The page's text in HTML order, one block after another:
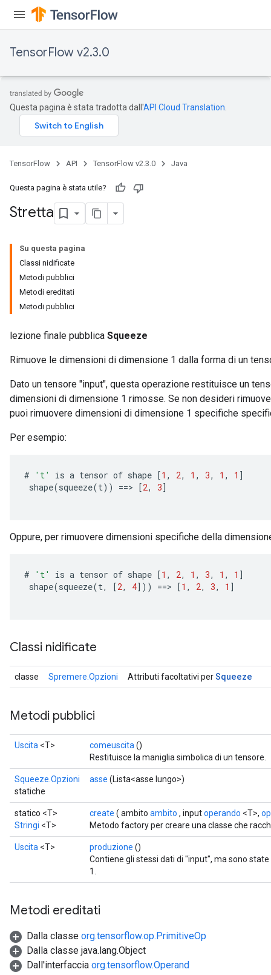
TensorFlow v2.3.0
Questa pagina è stata tradotta dall'API Cloud Translation
TensorFlow API TensorFlow v2.3.0 Java
Questa pagina è stata utile?
Stretta
Su questa pagina
Classi nidificate
Metodi pubblici
Metodi ereditati
Metodi pubblici
lezione finale pubblica Squeeze
Rimuove le dimensioni di dimensione 1 dalla forma di un
Dato un tensore "input", questa operazione restituisce un
dimensioni di dimensione 1 rimosse. Se non desideri
puoi rimuovere dimensioni di dimensione 1 specifiche
Per esempio:
# 't' is a tensor of shape [1 , 2, 1 , 3, 1 , 1 ]
shape(squeeze(t)) ==> [2, 3]
Oppure, per rimuovere dimensioni specifiche della
# 't' is a tensor of shape [1 , 2, 1 , 3, 1 , 1 ]
shape(squeeze(t, [2, 4] )) ==> [1 , 2, 3, 1 ]
Classi nidificate
classe Spremere.Opzioni Attributi facoltativi perSqueeze
Metodi pubblici
Uscita <T> comeuscita ()
Restituisce la maniglia simbolica di un tensore.
Squeeze.Opzioni
statiche
asse (Lista<asse lungo>)
statico <T>
Stringi <T>
create ( ambito ambito , inputoperando <T>,
Metodo factory per creare una classe che
Uscita <T> produzione ()
Contiene gli stessi dati di "input", ma sono
1.
Metodi ereditati
Dalla classe org.tensorflow.op.PrimitiveOp
Dalla classe java.lang.Object
Dall'interfaccia org.tensorflow.Operand